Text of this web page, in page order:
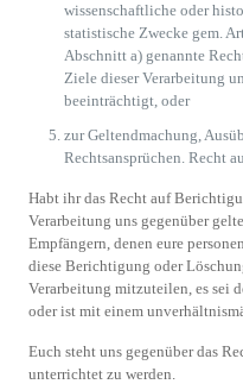
wissenschaftliche oder
statistische Zwecke gem.
Abschnitt a) genannte
Ziele dieser Verarbeitung
beeinträchtigt, oder
zur Geltendmachung,
Rechtsansprüchen. Recht
Habt ihr das Recht auf
Verarbeitung uns gegenüber
Empfängern, denen eure
diese Berichtigung oder
Verarbeitung mitzuteilen, es sei
oder ist mit einem
Euch steht uns gegenüber das
unterrichtet zu werden.